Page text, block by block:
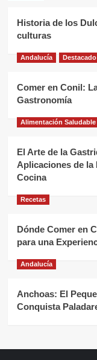
Historia de los
culturas
Andalucía Destacado
Comer en Conil:
Gastronomía
Alimentación Saludable
El Arte de la
Aplicaciones de la
Cocina
Recetas
Dónde Comer en
para una
Andalucía
Anchoas: El
Conquista